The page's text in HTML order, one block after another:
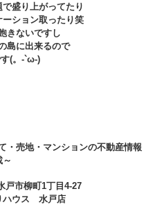
盛り上がってたり
ション取ったり笑
きないですし
島に出来るので
(。-`ω-)
・売地・マンションの不動産情報
～
市柳町1丁目4-27
ハウス 水戸店